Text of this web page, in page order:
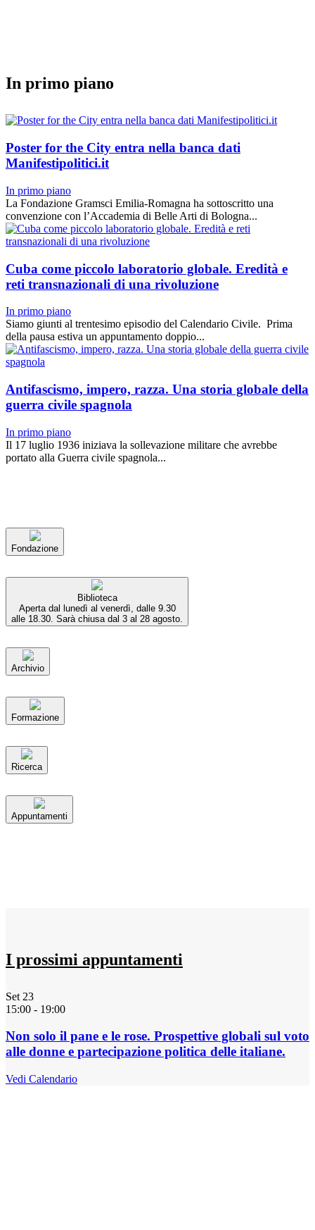
In primo piano
Poster for the City entra nella banca dati
Manifestipolitici.it
In primo piano
La Fondazione Gramsci Emilia-Romagna ha sottoscritto una
convenzione con l’Accademia di Belle Arti di Bologna...
Cuba come piccolo laboratorio globale. Eredità e
reti transnazionali di una rivoluzione
In primo piano
Siamo giunti al trentesimo episodio del Calendario Civile. Prima
della pausa estiva un appuntamento doppio...
Antifascismo, impero, razza. Una storia globale della
guerra civile spagnola
In primo piano
Il 17 luglio 1936 iniziava la sollevazione militare che avrebbe
portato alla Guerra civile spagnola...
Fondazione
Biblioteca
Aperta dal lunedì al venerdì, dalle 9.30
alle 18.30. Sarà chiusa dal 3 al 28 agosto.
Archivio
Formazione
Ricerca
Appuntamenti
I prossimi appuntamenti
Set 23
15:00 - 19:00
Non solo il pane e le rose. Prospettive globali sul voto
alle donne e partecipazione politica delle italiane.
Vedi Calendario